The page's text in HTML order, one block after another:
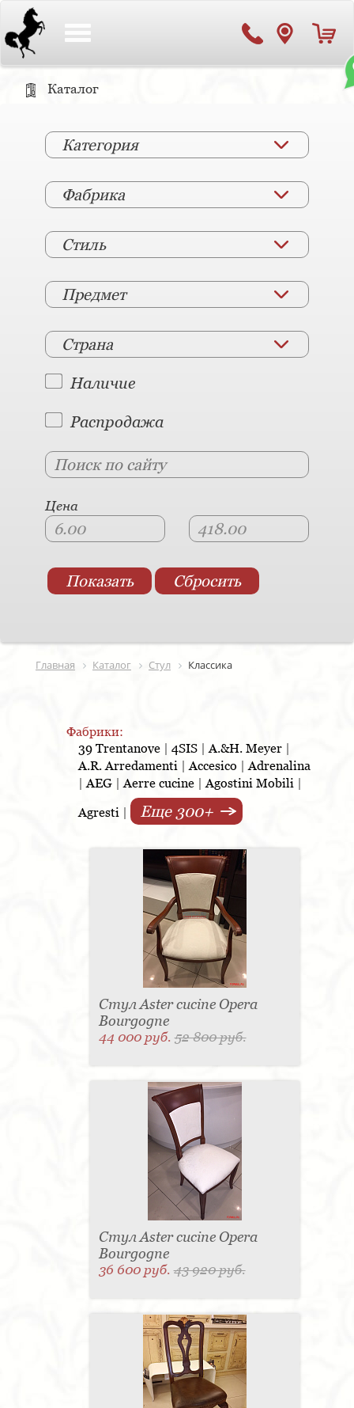
Каталог
Категория
Фабрика
Стиль
Предмет
Страна
Наличие
Распродажа
Цена
Главная Каталог Стул Классика
Фабрики:
39 Trentanove | 4SIS | A.&H. Meyer |
A.R. Arredamenti | Accesico | Adrenalina
| AEG | Aerre cucine | Agostini Mobili |
Agresti | Еще 300+
Стул Aster cucine Opera
Bourgogne
44 000 руб.52 800 руб.
Стул Aster cucine Opera
Bourgogne
36 600 руб.43 920 руб.